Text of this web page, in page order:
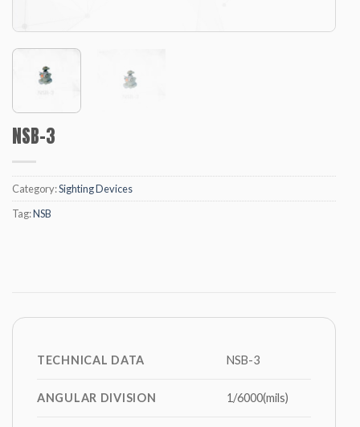
NSB-3
Category:Sighting Devices
Tag:NSB
TECHNICAL DATA NSB-3
ANGULAR DIVISION 1/6000(mils)